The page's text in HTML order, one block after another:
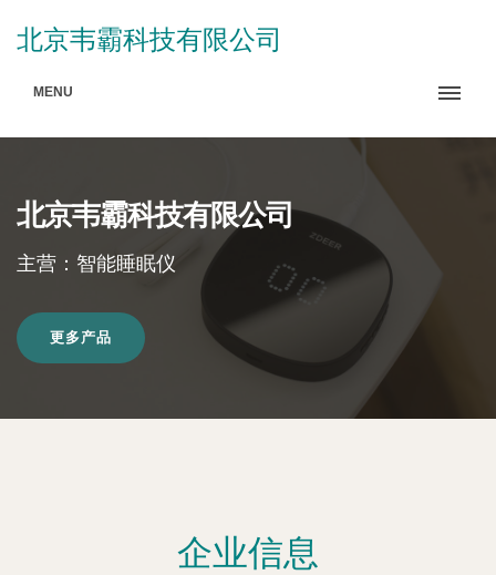
北京韦霸科技有限公司
MENU
北京韦霸科技有限公司
主营：智能睡眠仪
更多产品
企业信息